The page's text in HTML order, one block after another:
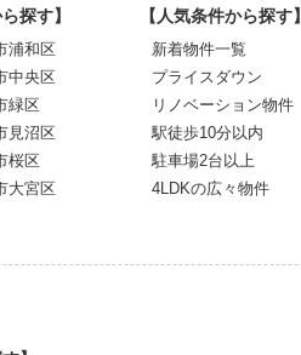
探す】
浦和区
中央区
緑区
見沼区
桜区
大宮区
【人気条件から探す】
新着物件一覧
プライスダウン
リノベーション物件
駅徒歩10分以内
駐車場2台以上
4LDKの広々物件